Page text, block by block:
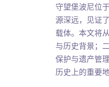
守望堡波尼位
源深远，见证
载体。本文将
与历史背景；
保护与遗产管
历史上的重要